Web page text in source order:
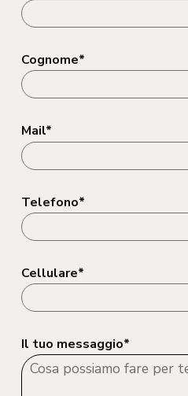
Cognome*
Mail*
Telefono*
Cellulare*
Il tuo messaggio*